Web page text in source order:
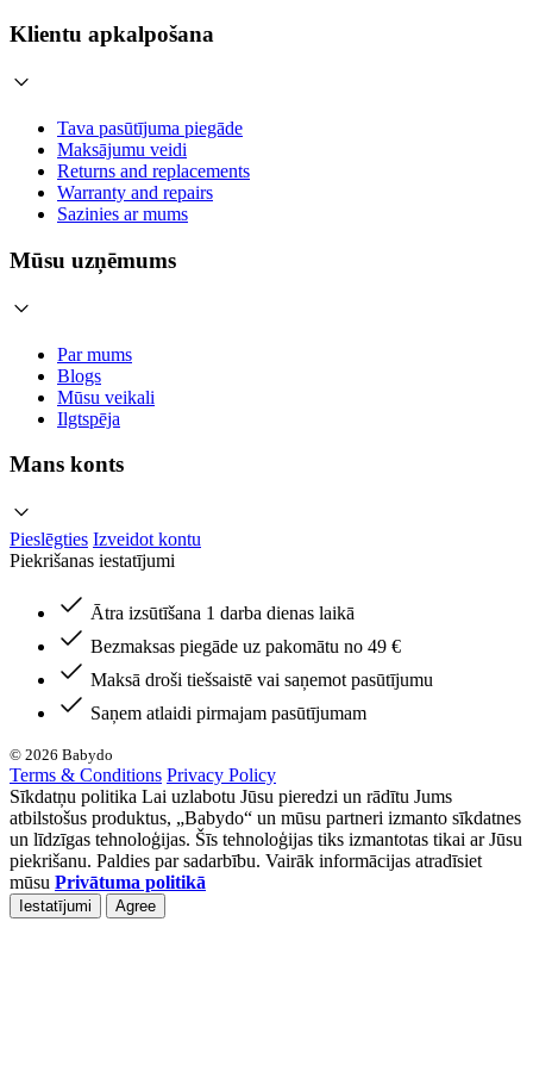
Klientu apkalpošana
Tava pasūtījuma piegāde
Maksājumu veidi
Returns and replacements
Warranty and repairs
Sazinies ar mums
Mūsu uzņēmums
Par mums
Blogs
Mūsu veikali
Ilgtspēja
Mans konts
Pieslēgties Izveidot kontu
Piekrišanas iestatījumi
Ātra izsūtīšana 1 darba dienas laikā
Bezmaksas piegāde uz pakomātu no 49 €
Maksā droši tiešsaistē vai saņemot pasūtījumu
Saņem atlaidi pirmajam pasūtījumam
© 2026 Babydo
Terms & Conditions Privacy Policy
Sīkdatņu politika Lai uzlabotu Jūsu pieredzi un rādītu Jums
atbilstošus produktus, „Babydo“ un mūsu partneri izmanto sīkdatnes
un līdzīgas tehnoloģijas. Šīs tehnoloģijas tiks izmantotas tikai ar Jūsu
piekrišanu. Paldies par sadarbību. Vairāk informācijas atradīsiet
mūsu Privātuma politikā
Iestatījumi Agree